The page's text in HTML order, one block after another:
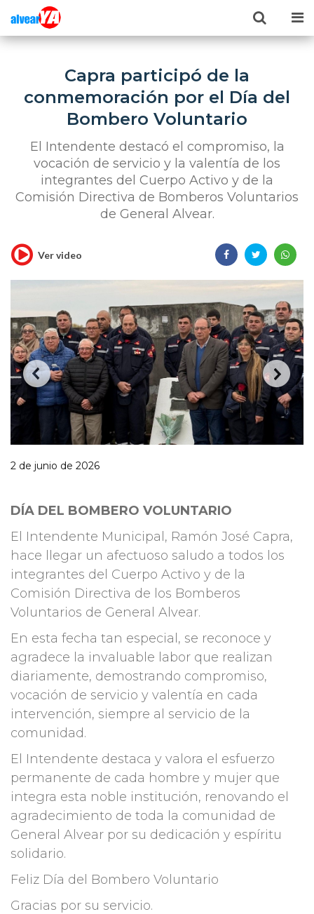
Capra participó de la
conmemoración por el Día del
Bombero Voluntario
El Intendente destacó el compromiso, la
vocación de servicio y la valentía de los
integrantes del Cuerpo Activo y de la
Comisión Directiva de Bomberos Voluntarios
de General Alvear.
Ver video
2 de junio de 2026
DÍA DEL BOMBERO VOLUNTARIO
El Intendente Municipal, Ramón José Capra,
hace llegar un afectuoso saludo a todos los
integrantes del Cuerpo Activo y de la
Comisión Directiva de los Bomberos
Voluntarios de General Alvear.
En esta fecha tan especial, se reconoce y
agradece la invaluable labor que realizan
diariamente, demostrando compromiso,
vocación de servicio y valentía en cada
intervención, siempre al servicio de la
comunidad.
El Intendente destaca y valora el esfuerzo
permanente de cada hombre y mujer que
integra esta noble institución, renovando el
agradecimiento de toda la comunidad de
General Alvear por su dedicación y espíritu
solidario.
Feliz Día del Bombero Voluntario
Gracias por su servicio.